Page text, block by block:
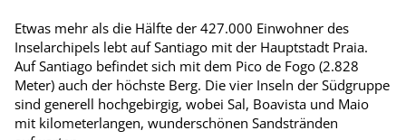
Etwas mehr als die Hälfte der 427.000 Einwohner des
Inselarchipels lebt auf Santiago mit der Hauptstadt Praia.
Auf Santiago befindet sich mit dem Pico de Fogo (2.828
Meter) auch der höchste Berg. Die vier Inseln der Südgruppe
sind generell hochgebirgig, wobei Sal, Boavista und Maio
mit kilometerlangen, wunderschönen Sandstränden